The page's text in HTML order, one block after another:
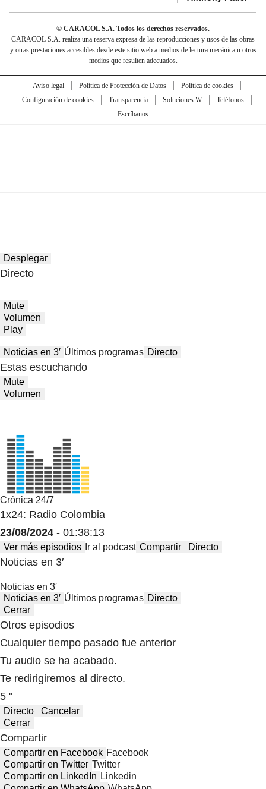
© CARACOL S.A. Todos los derechos reservados.
CARACOL S.A. realiza una reserva expresa de las reproducciones y usos de las obras
y otras prestaciones accesibles desde este sitio web a medios de lectura mecánica u otros
medios que resulten adecuados.
Aviso legal Política de Protección de Datos
Política de cookies
Configuración de cookies
Transparencia Soluciones W
Teléfonos
Escríbanos
Desplegar
Directo
Mute
Volumen
Play
Noticias en 3′ Últimos programas Directo
Estas escuchando
Mute
Volumen
Crónica 24/7
1x24: Radio Colombia
23/08/2024 - 01:38:13
Ver más episodios Ir al podcast Compartir Directo
Noticias en 3′
Noticias en 3′
Noticias en 3′ Últimos programas Directo
Cerrar
Otros episodios
Cualquier tiempo pasado fue anterior
Tu audio se ha acabado.
Te redirigiremos al directo.
5 "
Directo
Cancelar
Cerrar
Compartir
Compartir en Facebook Facebook
Compartir en Twitter Twitter
Compartir en LinkedIn Linkedin